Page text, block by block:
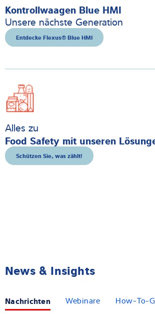
Kontrollwaagen Blue HMI
Unsere nächste Generation
Entdecke Flexus® Blue HMI
Alles zu
Food Safety mit unseren
Schützen Sie, was zählt!
News & Insights
Nachrichten Webinare How-To-